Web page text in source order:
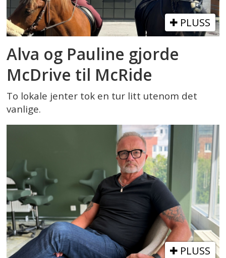
PLUSS
Alva og Pauline gjorde
McDrive til McRide
To lokale jenter tok en tur litt utenom det
vanlige.
PLUSS